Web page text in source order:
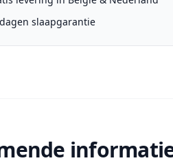
slaapgarantie